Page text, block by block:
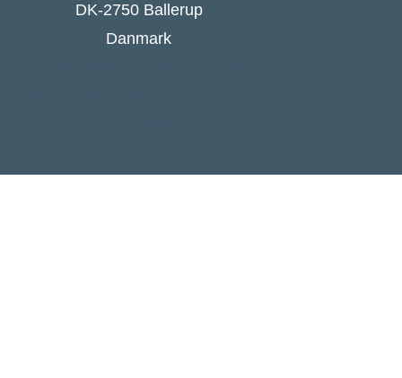
DK-2750 Ballerup
Danmark